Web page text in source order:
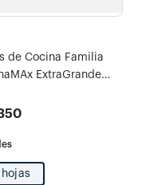
de Cocina Familia
ExtraGrande
x 80hojas